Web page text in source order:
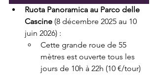
Ruota Panoramica au Parco delle
Cascine (8 décembre 2025 au 10
juin 2026) :
Cette grande roue de 55
mètres est ouverte tous les
jours de 10h à 22h (10 €/tour)